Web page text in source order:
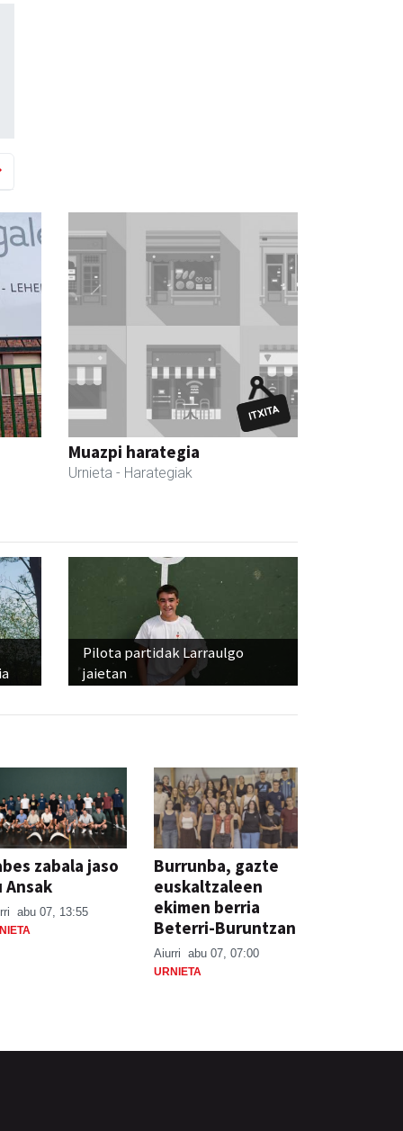
Muazpi harategia
Urnieta - Harategiak
Pilota partidak Larraulgo
jaietan
zabala jaso
Ansak
abu 07, 13:55
Burrunba, gazte
euskaltzaleen
ekimen berria
Beterri-Buruntzan
Aiurri abu 07, 07:00
URNIETA